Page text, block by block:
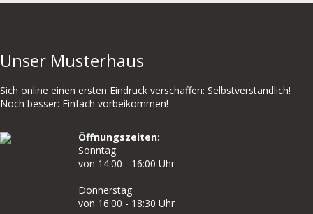
Unser Musterhaus
Sich online einen ersten Eindruck verschaffen: Selbstverständlich!
Noch besser: Einfach vorbeikommen!
Öffnungszeiten:
Sonntag
von 14:00 - 16:00 Uhr
Donnerstag
von 16:00 - 18:30 Uhr